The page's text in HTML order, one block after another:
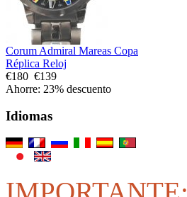
Corum Admiral Mareas Copa
Réplica Reloj
€180 €139
Ahorre: 23% descuento
Idiomas